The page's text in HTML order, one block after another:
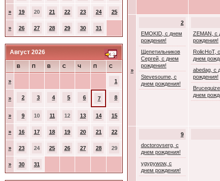
» 19 20 21 22 23 24 25
» 26 27 28 29 30 31
Август 2026
В П В С Ч П С
» 1
» 2 3 4 5 6 7 8
» 9 10 11 12 13 14 15
» 16 17 18 19 20 21 22
» 23 24 25 26 27 28 29
» 30 31
»
2
EMOKID, с днем
рождения!
Щепетильников
Сергей, с днем
рождения!
Stevesoume, с
днем рождения!
ZEMAN, с
рождения!
RolicHoT, с
днем
abedag, с
рождения!
днем
9
doctorovserg, с
днем рождения!
ygypywow, с
днем рождения!